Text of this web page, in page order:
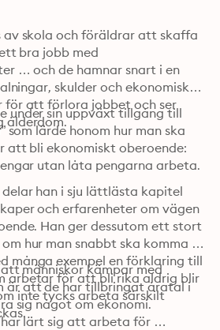
av skola och föräldrar att skaffa
bra jobb med
… och de hamnar snart i en
skulder och ekonomiska
för att förlora jobbet och ser
ålderdom.
under sin uppväxt tillgång till
som lärde honom hur man ska
att bli ekonomiskt oberoende:
utan låta pengarna arbeta.
delar han i sju lättlästa kapitel
och erfarenheter om vägen
Han ger dessutom ett stort
hur man snabbt ska komma
många exempel en förklaring till
arbetar för att bli rika aldrig blir
inte tycks arbeta särskilt
människor kämpar med
är att de har tillbringat åratal i
sig något om ekonomi.
lärt sig att arbeta för